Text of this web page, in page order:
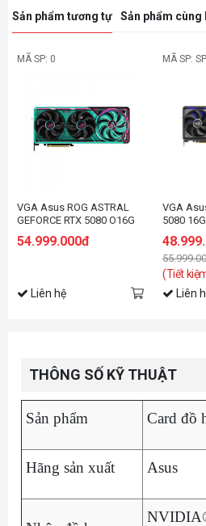
Sản phẩm tương tự Sản phẩm cùng
MÃ SP: 0
VGA Asus ROG ASTRAL
GEFORCE RTX 5080 O16G
54.999.000đ
Liên hệ
MÃ SP:
VGA
5080
(Tiết
Liên
THÔNG SỐ KỸ THUẬT
Sản phẩm Card đồ
Hãng sản xuất Asus